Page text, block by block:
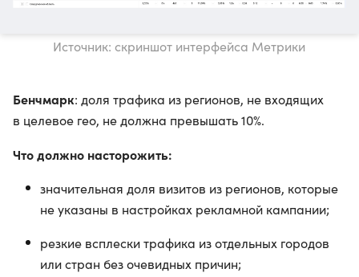
Источник: скриншот интерфейса Метрики
Бенчмарк: доля трафика из регионов, не входящих
в целевое гео, не должна превышать 10%.
Что должно насторожить:
значительная доля визитов из регионов, которые
не указаны в настройках рекламной кампании;
резкие всплески трафика из отдельных городов
или стран без очевидных причин;